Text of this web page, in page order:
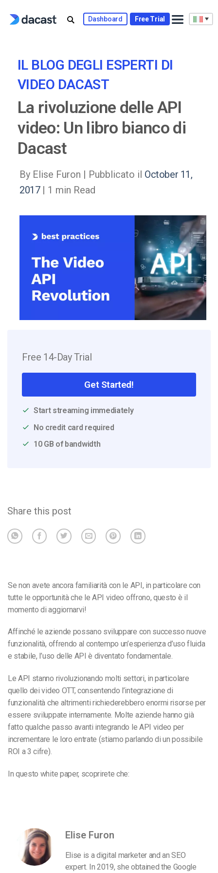
Dashboard Free Trial
IL BLOG DEGLI ESPERTI DI
VIDEO DACAST
La rivoluzione delle API
video: Un libro bianco di
Dacast
By Elise Furon | Pubblicato il October 11,
2017| 1 min Read
Free 14-Day Trial
Get Started!
Start streaming immediately
No credit card required
10 GB of bandwidth
Share this post
Se non avete ancora familiarità con le API, in particolare con
tutte le opportunità che le API video offrono, questo è il
momento di aggiornarvi!
Affinché le aziende possano sviluppare con successo nuove
funzionalità, offrendo al contempo un’esperienza d’uso fluida
e stabile, l’uso delle API è diventato fondamentale.
Le API stanno rivoluzionando molti settori, in particolare
quello dei video OTT, consentendo l’integrazione di
funzionalità che altrimenti richiederebbero enormi risorse per
essere sviluppate internamente. Molte aziende hanno già
fatto qualche passo avanti integrando le API video per
incrementare le loro entrate (stiamo parlando di un possibile
ROI a 3 cifre).
In questo white paper, scoprirete che:
Elise Furon
Elise is a digital marketer and an SEO
expert. In 2019, she obtained the Google